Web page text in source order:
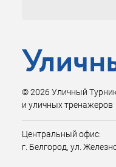
© 2026 Уличный
и уличных тренажеров
Центральный офис:
г. Белгород, ул.